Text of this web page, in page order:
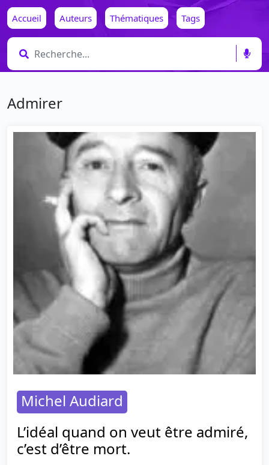
Accueil Auteurs Thématiques Tags
Admirer
Michel Audiard
L’idéal quand on veut être admiré,
c’est d’être mort.